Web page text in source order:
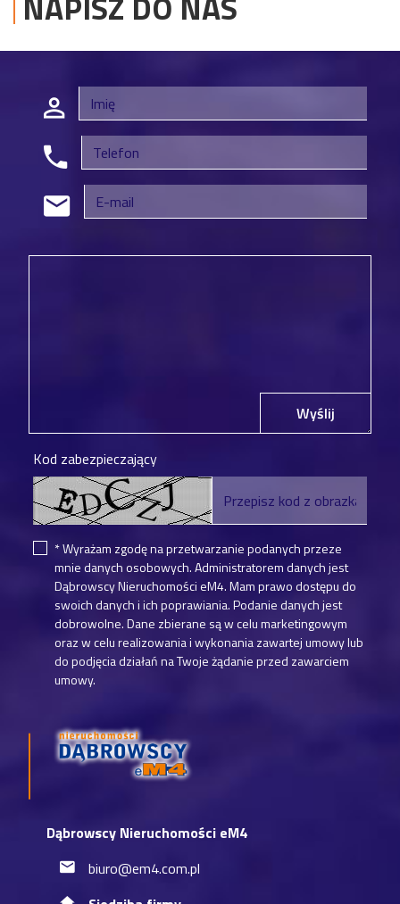
Dąbrowscy Nieruchomości eM4
biuro@em4.com.pl
Wyślij
Kod zabezpieczający
* Wyrażam zgodę na przetwarzanie podanych przeze
mnie danych osobowych. Administratorem danych jest
Dąbrowscy Nieruchomości eM4. Mam prawo dostępu do
swoich danych i ich poprawiania. Podanie danych jest
dobrowolne. Dane zbierane są w celu marketingowym
oraz w celu realizowania i wykonania zawartej umowy lub
do podjęcia działań na Twoje żądanie przed zawarciem
umowy.